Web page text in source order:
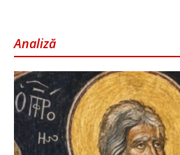
Analiză